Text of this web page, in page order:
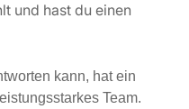
und hast du einen
kann, hat ein
Team.